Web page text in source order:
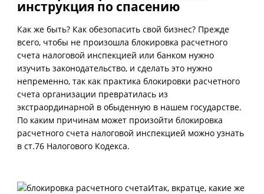
инструкция по спасению
Как же быть? Как обезопасить свой бизнес? Прежде
всего, чтобы не произошла блокировка расчетного
счета налоговой инспекцией или банком нужно
изучить законодательство, и сделать это нужно
непременно, так как практика блокировки расчетного
счета организации превратилась из
экстраординарной в обыденную в нашем государстве.
По каким причинам может произойти блокировка
расчетного счета налоговой инспекцией можно узнать
в ст.76 Налогового Кодекса.
Итак, вкратце, какие же